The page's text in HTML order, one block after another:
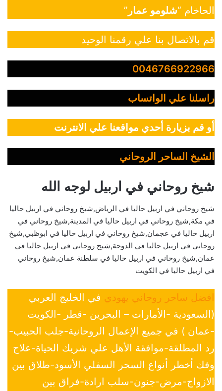
الحاخام “شلومو عمار ”
قم بالاتصال بنا علي رقمنا الوحيد
0046766922966
راسلنا علي الواتساب
أو قم بزيارة أحدي مواقعنا علي الانترنت
الشيخ الساحر الروحاني
شيخ روحاني في اربيل لوجه الله
شيخ روحاني في اربيل حاليا في الرياض,شيخ روحاني في اربيل حاليا
في مكة,شيخ روحاني في اربيل حاليا في المدينة,شيخ روحاني في
اربيل حاليا في عجمان,شيخ روحاني في اربيل حاليا في ابوظبي,شيخ
روحاني في اربيل حاليا في الدوحة,شيخ روحاني في اربيل حاليا في
عمان,شيخ روحاني في اربيل حاليا في سلطنة عمان,شيخ روحاني
في اربيل حاليا في الكويت
افضل ساحر روحاني يهودي في الخليج العربي
(السعودية -الأمارات – البحرين -قطر -الكويت
-عمان ) في جميع الإعمال الروحانية-جلب الحبيب-
رد المطلقة-موافقة الأهل علي شريك الحياة-علاج
وفك أخطر أنواع السحر السفلي الأسود-طلاق بين
الازواج-مرض-جنون-سلب ارادة-فراق بين